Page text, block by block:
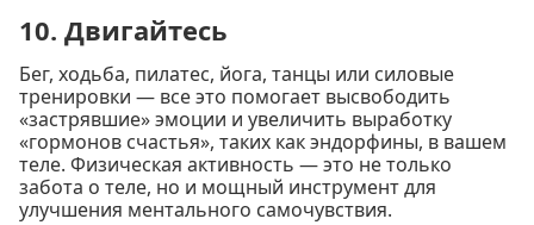
10. Двигайтесь
Бег, ходьба, пилатес, йога, танцы или силовые
тренировки — все это помогает высвободить
«застрявшие» эмоции и увеличить выработку
«гормонов счастья», таких как эндорфины, в вашем
теле. Физическая активность — это не только
забота о теле, но и мощный инструмент для
улучшения ментального самочувствия.